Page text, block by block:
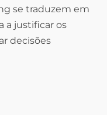
se traduzem em
a justificar os
decisões